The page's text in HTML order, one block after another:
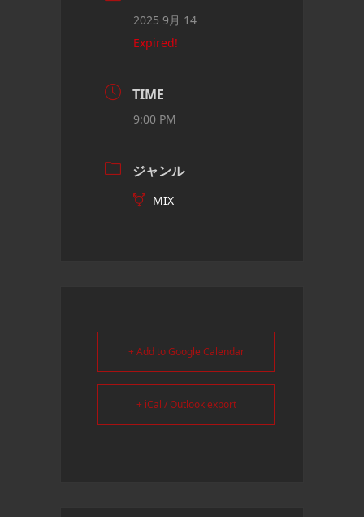
2025 9月 14
Expired!
TIME
9:00 PM
ジャンル
MIX
+ Add to Google Calendar
+ iCal / Outlook export